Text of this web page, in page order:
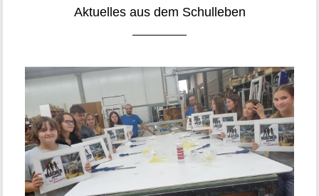
Aktuelles aus dem Schulleben